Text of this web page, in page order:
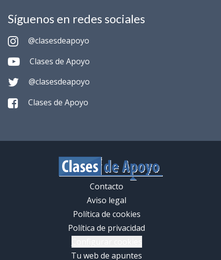
Síguenos en redes sociales
@clasesdeapoyo
Clases de Apoyo
@clasesdeapoyo
Clases de Apoyo
Contacto
Aviso legal
Política de cookies
Política de privacidad
Tu web de apuntes